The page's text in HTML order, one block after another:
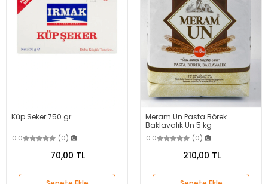
Küp Seker 750 gr
0.0 (0)
70,00 TL
Meram Un Pasta Börek
Baklavalık Un 5 kg
0.0 (0)
210,00 TL